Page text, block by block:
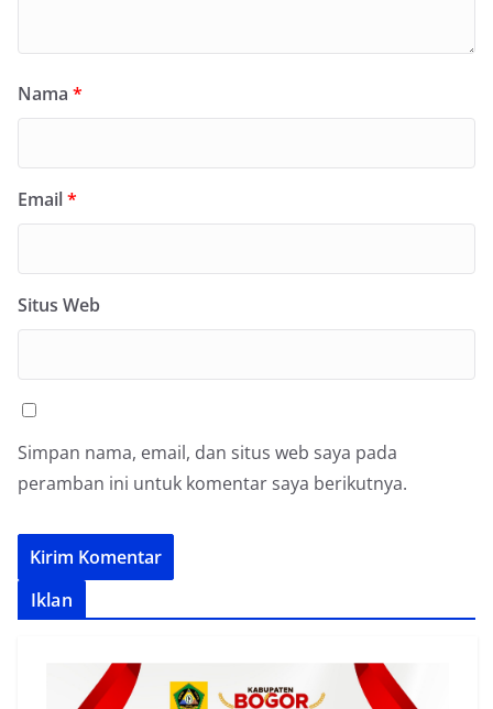
Nama *
Email*
Situs Web
Simpan nama, email, dan situs web saya pada
peramban ini untuk komentar saya berikutnya.
Iklan